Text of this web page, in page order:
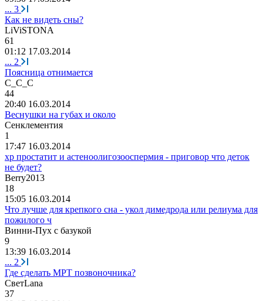
... 3
Как не видеть сны?
LiViSTОNА
61
01:12 17.03.2014
... 2
Поясница отнимается
C_C_C
44
20:40 16.03.2014
Веснушки на губах и около
Сенклементия
1
17:47 16.03.2014
хр простатит и астеноолигозооспермия - приговор что деток
не будет?
Berry2013
18
15:05 16.03.2014
Что лучше для крепкого сна - укол димедрода или релиума для
пожилого ч
Винни-Пух с базукой
9
13:39 16.03.2014
... 2
Где сделать МРТ позвоночника?
СветLana
37